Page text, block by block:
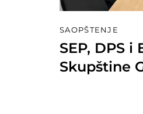
SAOPŠTENJE
SEP, DPS
Skupštine